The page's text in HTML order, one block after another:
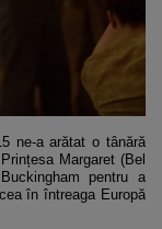
ne-a arătat o tânără
Margaret (Bel
pentru a
în întreaga Europă